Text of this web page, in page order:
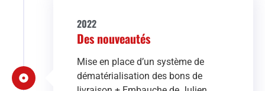
2022
Des nouveautés
Mise en place d’un système de
dématérialisation des bons de